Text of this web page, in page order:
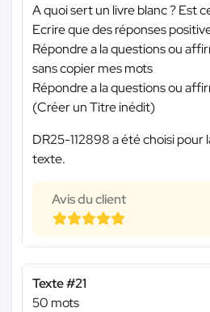
A quoi sert un livre blanc ? Est
Ecrire que des réponses
Répondre a la questions ou
sans copier mes mots
Répondre a la questions ou
(Créer un Titre inédit)
DR25-112898 a été choisi pour
texte.
Avis du client
Texte #21
50 mots